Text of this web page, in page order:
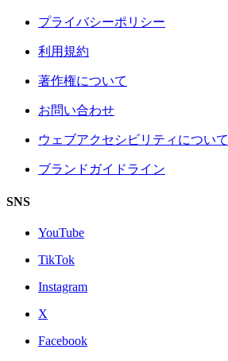
プライバシーポリシー
利用規約
著作権について
お問い合わせ
ウェブアクセシビリティについて
ブランドガイドライン
SNS
YouTube
TikTok
Instagram
X
Facebook